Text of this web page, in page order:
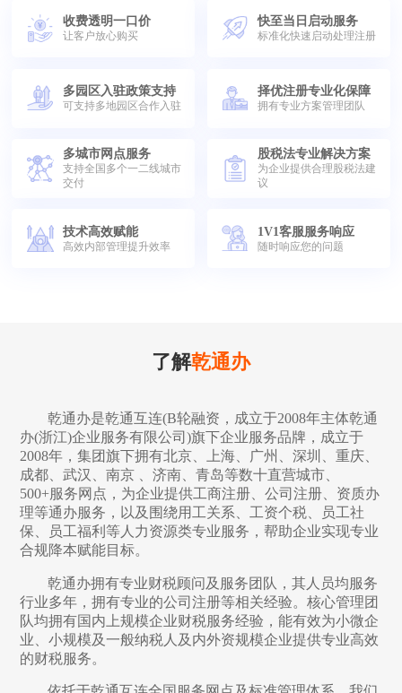
收费透明一口价
让客户放心购买
快至当日启动服务
标准化快速启动处理注册
多园区入驻政策支持
可支持多地园区合作入驻
择优注册专业化保障
拥有专业方案管理团队
多城市网点服务
支持全国多个一二线城市
交付
股税法专业解决方案
为企业提供合理股税法建
议
技术高效赋能
高效内部管理提升效率
1V1客服服务响应
随时响应您的问题
了解乾通办
乾通办是乾通互连(B轮融资，成立于2008年主体乾通
办(浙江)企业服务有限公司)旗下企业服务品牌，成立于
2008年，集团旗下拥有北京、上海、广州、深圳、重庆、
成都、武汉、南京 、济南、青岛等数十直营城市、
500+服务网点，为企业提供工商注册、公司注册、资质办
理等通办服务，以及围绕用工关系、工资个税、员工社
保、员工福利等人力资源类专业服务，帮助企业实现专业
合规降本赋能目标。
乾通办拥有专业财税顾问及服务团队，其人员均服务
行业多年，拥有专业的公司注册等相关经验。核心管理团
队均拥有国内上规模企业财税服务经验，能有效为小微企
业、小规模及一般纳税人及内外资规模企业提供专业高效
的财税服务。